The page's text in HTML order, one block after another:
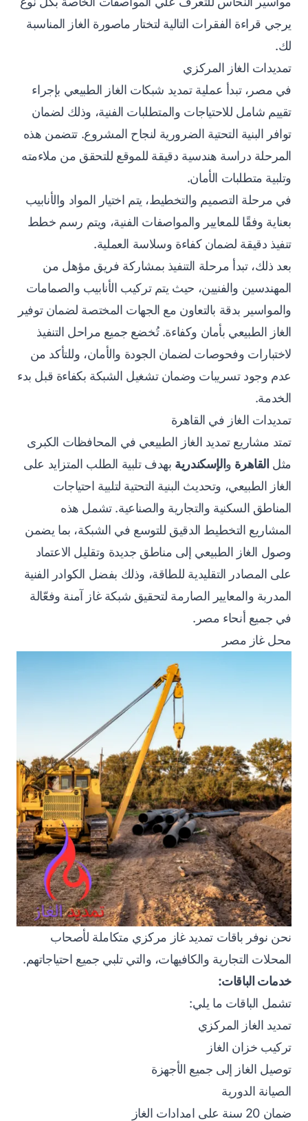
يرجي قراءة الفقرات التالية لتختار ماصورة الغاز المناسبة
لك.
تمديدات الغاز المركزي
في مصر، تبدأ عملية تمديد شبكات الغاز الطبيعي بإجراء
تقييم شامل للاحتياجات والمتطلبات الفنية، وذلك لضمان
توافر البنية التحتية الضرورية لنجاح المشروع. تتضمن هذه
المرحلة دراسة هندسية دقيقة للموقع للتحقق من ملاءمته
وتلبية متطلبات الأمان.
في مرحلة التصميم والتخطيط، يتم اختيار المواد والأنابيب
بعناية وفقًا للمعايير والمواصفات الفنية، ويتم رسم خطط
تنفيذ دقيقة لضمان كفاءة وسلاسة العملية.
بعد ذلك، تبدأ مرحلة التنفيذ بمشاركة فريق مؤهل من
المهندسين والفنيين، حيث يتم تركيب الأنابيب والصمامات
والمواسير بدقة بالتعاون مع الجهات المختصة لضمان توفير
الغاز الطبيعي بأمان وكفاءة. تُخضع جميع مراحل التنفيذ
لاختبارات وفحوصات لضمان الجودة والأمان، وللتأكد من
عدم وجود تسريبات وضمان تشغيل الشبكة بكفاءة قبل بدء
الخدمة.
تمديدات الغاز في القاهرة
تمتد مشاريع تمديد الغاز الطبيعي في المحافظات الكبرى
مثل القاهرة و الإسكندرية بهدف تلبية الطلب المتزايد على
الغاز الطبيعي، وتحديث البنية التحتية لتلبية احتياجات
المناطق السكنية والتجارية والصناعية. تشمل هذه
المشاريع التخطيط الدقيق للتوسع في الشبكة، بما يضمن
وصول الغاز الطبيعي إلى مناطق جديدة وتقليل الاعتماد
على المصادر التقليدية للطاقة، وذلك بفضل الكوادر الفنية
المدربة والمعايير الصارمة لتحقيق شبكة غاز آمنة وفعّالة
في جميع أنحاء مصر.
محل غاز مصر
نحن نوفر باقات تمديد غاز مركزي متكاملة لأصحاب
المحلات التجارية والكافيهات، والتي تلبي جميع احتياجاتهم.
خدمات الباقات:
تشمل الباقات ما يلي:
تمديد الغاز المركزي
تركيب خزان الغاز
توصيل الغاز إلى جميع الأجهزة
الصيانة الدورية
ضمان 20 سنة على امدادات الغاز